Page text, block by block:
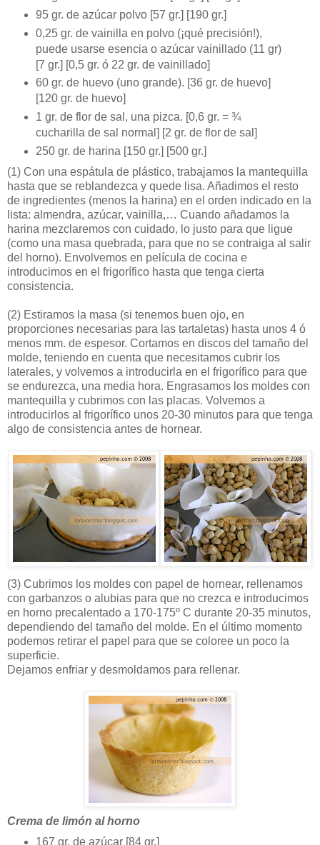
95 gr. de azúcar polvo [57 gr.] [190 gr.]
0,25 gr. de vainilla en polvo (¡qué precisión!),
puede usarse esencia o azúcar vainillado (11 gr)
[7 gr.] [0,5 gr. ó 22 gr. de vainillado]
60 gr. de huevo (uno grande). [36 gr. de huevo]
[120 gr. de huevo]
1 gr. de flor de sal, una pizca. [0,6 gr. = ¾
cucharilla de sal normal] [2 gr. de flor de sal]
250 gr. de harina [150 gr.] [500 gr.]
(1) Con una espátula de plástico, trabajamos la mantequilla
hasta que se reblandezca y quede lisa. Añadimos el resto
de ingredientes (menos la harina) en el orden indicado en la
lista: almendra, azúcar, vainilla,… Cuando añadamos la
harina mezclaremos con cuidado, lo justo para que ligue
(como una masa quebrada, para que no se contraiga al salir
del horno). Envolvemos en película de cocina e
introducimos en el frigorífico hasta que tenga cierta
consistencia.
(2) Estiramos la masa (si tenemos buen ojo, en
proporciones necesarias para las tartaletas) hasta unos 4 ó
menos mm. de espesor. Cortamos en discos del tamaño del
molde, teniendo en cuenta que necesitamos cubrir los
laterales, y volvemos a introducirla en el frigorífico para que
se endurezca, una media hora. Engrasamos los moldes con
mantequilla y cubrimos con las placas. Volvemos a
introducirlos al frigorífico unos 20-30 minutos para que tenga
algo de consistencia antes de hornear.
(3) Cubrimos los moldes con papel de hornear, rellenamos
con garbanzos o alubias para que no crezca e introducimos
en horno precalentado a 170-175º C durante 20-35 minutos,
dependiendo del tamaño del molde. En el último momento
podemos retirar el papel para que se coloree un poco la
superficie.
Dejamos enfriar y desmoldamos para rellenar.
Crema de limón al horno
167 gr. de azúcar [84 gr.]